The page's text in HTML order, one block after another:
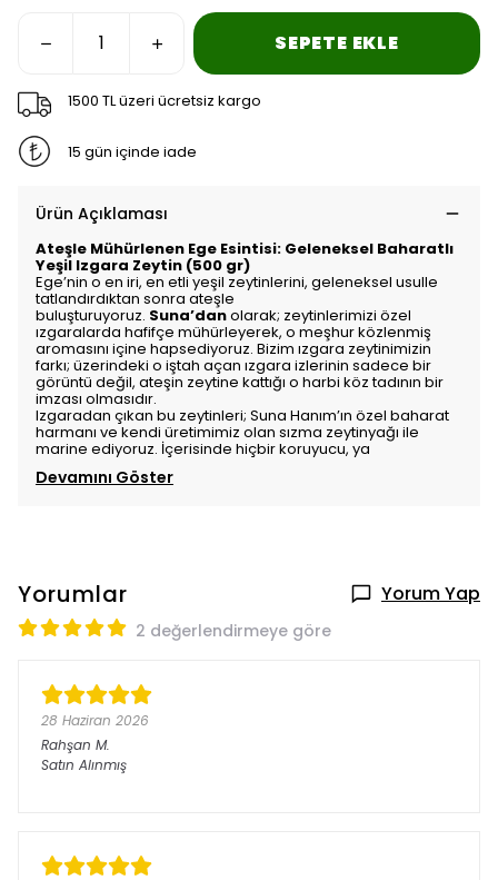
SEPETE EKLE
1500 TL üzeri ücretsiz kargo
15 gün içinde iade
Ürün Açıklaması
Ateşle Mühürlenen Ege Esintisi: Geleneksel Baharatlı
Yeşil Izgara Zeytin (500 gr)
Ege’nin o en iri, en etli yeşil zeytinlerini, geleneksel usulle
tatlandırdıktan sonra ateşle
buluşturuyoruz. Suna’danolarak; zeytinlerimizi özel
ızgaralarda hafifçe mühürleyerek, o meşhur közlenmiş
aromasını içine hapsediyoruz. Bizim ızgara zeytinimizin
farkı; üzerindeki o iştah açan ızgara izlerinin sadece bir
görüntü değil, ateşin zeytine kattığı o harbi köz tadının bir
imzası olmasıdır.
Izgaradan çıkan bu zeytinleri; Suna Hanım’ın özel baharat
harmanı ve kendi üretimimiz olan sızma zeytinyağı ile
marine ediyoruz. İçerisinde hiçbir koruyucu, ya
Devamını Göster
Yorumlar Yorum Yap
2 değerlendirmeye göre
28 Haziran 2026
Rahşan M.
Satın Alınmış